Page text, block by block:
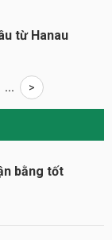
từ Hanau
... >
bằng tốt